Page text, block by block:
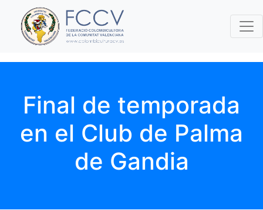
Final de temporada
en el Club de Palma
de Gandia